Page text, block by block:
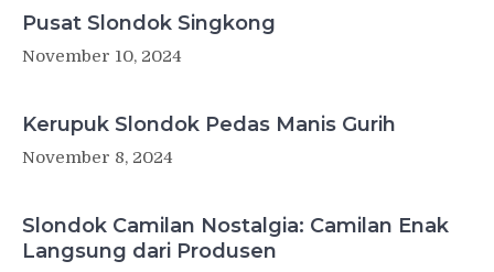
Pusat Slondok Singkong
November 10, 2024
Kerupuk Slondok Pedas Manis Gurih
November 8, 2024
Slondok Camilan Nostalgia: Camilan Enak
Langsung dari Produsen